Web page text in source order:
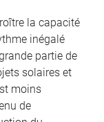
la capacité
inégalé
partie de
solaires et
moins
de